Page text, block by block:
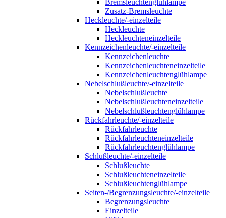
Bremsleuchtenglühlampe
Zusatz-Bremsleuchte
Heckleuchte/-einzelteile
Heckleuchte
Heckleuchteneinzelteile
Kennzeichenleuchte/-einzelteile
Kennzeichenleuchte
Kennzeichenleuchteneinzelteile
Kennzeichenleuchtenglühlampe
Nebelschlußleuchte/-einzelteile
Nebelschlußleuchte
Nebelschlußleuchteneinzelteile
Nebelschlußleuchtenglühlampe
Rückfahrleuchte/-einzelteile
Rückfahrleuchte
Rückfahrleuchteneinzelteile
Rückfahrleuchtenglühlampe
Schlußleuchte/-einzelteile
Schlußleuchte
Schlußleuchteneinzelteile
Schlußleuchtenglühlampe
Seiten-/Begrenzungsleuchte/-einzelteile
Begrenzungsleuchte
Einzelteile